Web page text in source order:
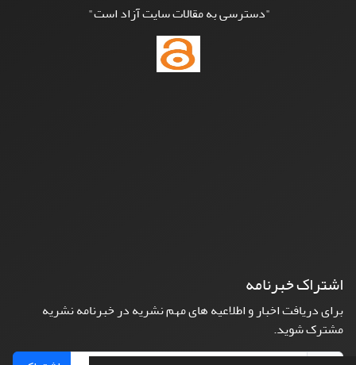
"دسترسی به مقالات سایت آزاد است"
اشتراک خبرنامه
برای دریافت اخبار و اطلاعیه های مهم نشریه در خبرنامه نشریه
مشترک شوید.